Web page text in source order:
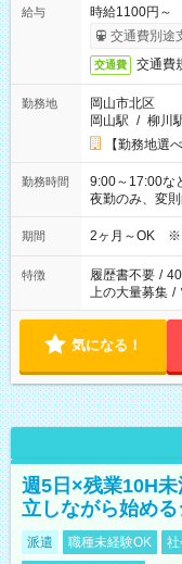
給与
時給1100円～
交通費別途
交通費 交通費
勤務地
岡山市北区
岡山駅 / 柳川
【勤務地選
勤務時間
9:00～17:00など ※ご希望の時間帯をご相談ください。 ※
夜勤のみ、変
期間 2ヶ月～OK ※
特徴 履歴書不要 /
上の大量募集 /
気になる！
週5日×残業10H
立しながら始め
派遣 職種未経験OK